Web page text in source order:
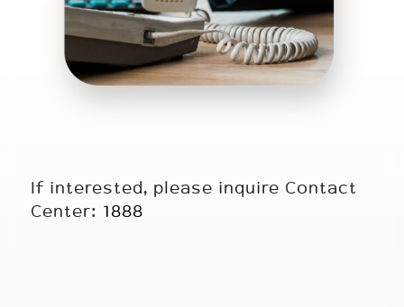
If interested, please inquire Contact
Center: 1888